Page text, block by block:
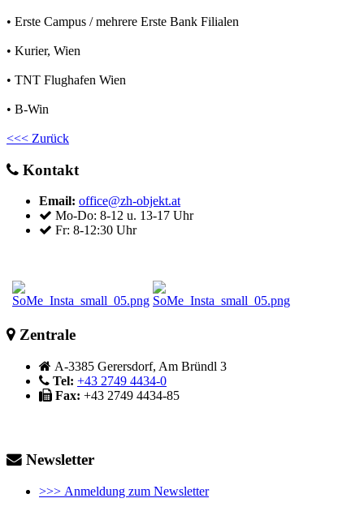
• Erste Campus / mehrere Erste Bank Filialen
• Kurier, Wien
• TNT Flughafen Wien
• B-Win
<<< Zurück
Kontakt
Email: office@zh-objekt.at
Mo-Do: 8-12 u. 13-17 Uhr
Fr: 8-12:30 Uhr
Zentrale
A-3385 Gerersdorf, Am Bründl 3
Tel: +43 2749 4434-0
Fax: +43 2749 4434-85
Newsletter
>>> Anmeldung zum Newsletter